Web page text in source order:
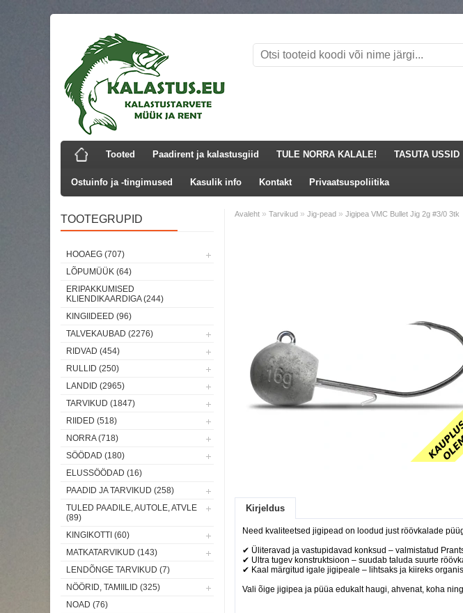
Tooted Paadirent ja kalastusgiid TULE NORRA KALALE! TASUTA USSID
Ostuinfo ja -tingimused Kasulik info Kontakt Privaatsuspoliitika
TOOTEGRUPID
HOOAEG (707)
LÕPUMÜÜK (64)
ERIPAKKUMISED
KLIENDIKAARDIGA (244)
KINGIIDEED (96)
TALVEKAUBAD (2276)
RIDVAD (454)
RULLID (250)
LANDID (2965)
TARVIKUD (1847)
RIIDED (518)
NORRA (718)
SÖÖDAD (180)
ELUSSÖÖDAD (16)
PAADID JA TARVIKUD (258)
TULED PAADILE, AUTOLE, ATVLE
(89)
KINGIKOTTI (60)
MATKATARVIKUD (143)
LENDÕNGE TARVIKUD (7)
NÖÖRID, TAMIILID (325)
NOAD (76)
Avaleht » Tarvikud » Jig-pead » Jigipea VMC Bullet Jig 2g #3/0 3tk
Kirjeldus
Need kvaliteetsed jigipead on loodud just röövkalade
✔ Üliteravad ja vastupidavad konksud – valmistatud
✔ Ultra tugev konstruktsioon – suudab taluda suurte
✔ Kaal märgitud igale jigipeale – lihtsaks ja kiireks
Vali õige jigipea ja püüa edukalt haugi, ahvenat, koha